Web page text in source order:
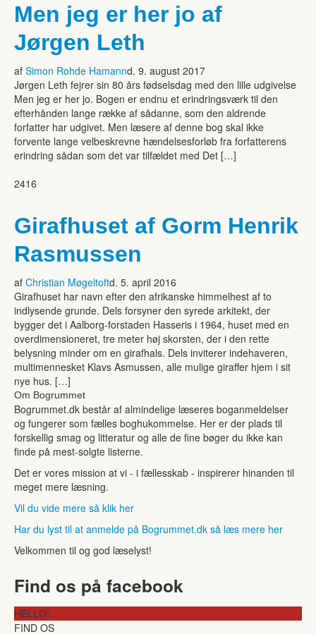
Men jeg er her jo af
Jørgen Leth
af Simon Rohde Hamannd. 9. august 2017
Jørgen Leth fejrer sin 80 års fødselsdag med den lille udgivelse
Men jeg er her jo. Bogen er endnu et erindringsværk til den
efterhånden lange række af sådanne, som den aldrende
forfatter har udgivet. Men læsere af denne bog skal ikke
forvente lange velbeskrevne hændelsesforløb fra forfatterens
erindring sådan som det var tilfældet med Det […]
2416
Girafhuset af Gorm Henrik
Rasmussen
af Christian Møgeltoftd. 5. april 2016
Girafhuset har navn efter den afrikanske himmelhest af to
indlysende grunde. Dels forsyner den syrede arkitekt, der
bygger det i Aalborg-forstaden Hasseris i 1964, huset med en
overdimensioneret, tre meter høj skorsten, der i den rette
belysning minder om en girafhals. Dels inviterer indehaveren,
multimennesket Klavs Asmussen, alle mulige giraffer hjem i sit
nye hus. […]
Om Bogrummet
Bogrummet.dk består af almindelige læseres boganmeldelser
og fungerer som fælles boghukommelse. Her er der plads til
forskellig smag og litteratur og alle de fine bøger du ikke kan
finde på mest-solgte listerne.
Det er vores mission at vi - i fællesskab - inspirerer hinanden til
meget mere læsning.
Vil du vide mere så klik her
Har du lyst til at anmelde på Bogrummet.dk så læs mere her
Velkommen til og god læselyst!
Find os på facebook
HELLO!
FIND OS